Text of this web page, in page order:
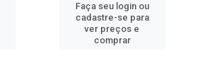
Faça seu login ou
cadastre-se para
ver preços e
comprar